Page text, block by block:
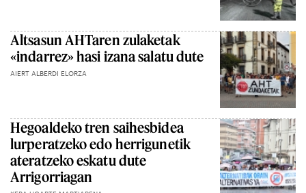
Altsasun AHTaren zulaketak
«indarrez» hasi izana salatu dute
AIERT ALBERDI ELORZA
Hegoaldeko tren saihesbidea
lurperatzeko edo herrigunetik
ateratzeko eskatu dute
Arrigorriagan